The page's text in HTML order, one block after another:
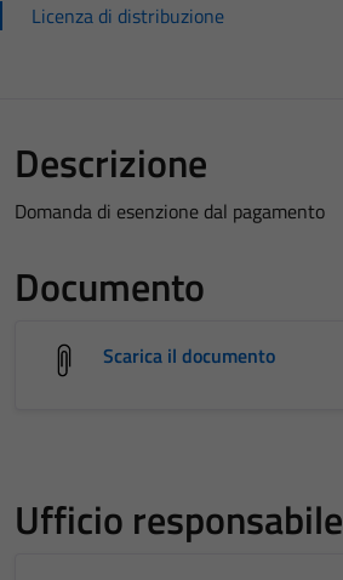
Licenza di distribuzione
Descrizione
Domanda di esenzione dal pagamento
Documento
Scarica il documento
Ufficio responsabile